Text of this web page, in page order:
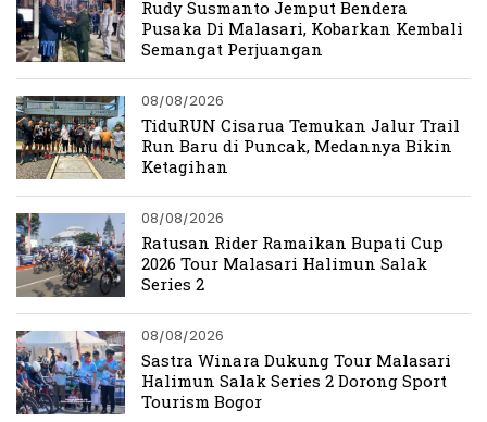
Rudy Susmanto Jemput Bendera
Pusaka Di Malasari, Kobarkan Kembali
Semangat Perjuangan
08/08/2026
TiduRUN Cisarua Temukan Jalur Trail
Run Baru di Puncak, Medannya Bikin
Ketagihan
08/08/2026
Ratusan Rider Ramaikan Bupati Cup
2026 Tour Malasari Halimun Salak
Series 2
08/08/2026
Sastra Winara Dukung Tour Malasari
Halimun Salak Series 2 Dorong Sport
Tourism Bogor